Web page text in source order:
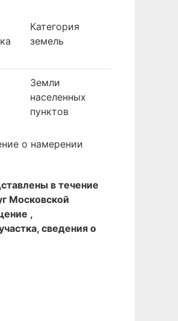
Категория
земель
Земли
населенных
пунктов
о намерении
в течение
Московской
,
сведения о